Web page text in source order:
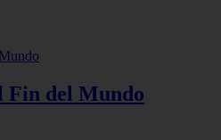
Fin del Mundo